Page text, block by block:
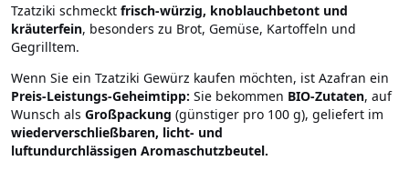
Tzatziki schmeckt frisch-würzig, knoblauchbetont und
kräuterfein, besonders zu Brot, Gemüse, Kartoffeln und
Gegrilltem.
Wenn Sie ein Tzatziki Gewürz kaufen möchten, ist Azafran ein
Preis-Leistungs-Geheimtipp: Sie bekommen BIO-Zutaten, auf
Wunsch als Großpackung (günstiger pro 100 g), geliefert im
wiederverschließbaren, licht- und
luftundurchlässigen Aromaschutzbeutel.